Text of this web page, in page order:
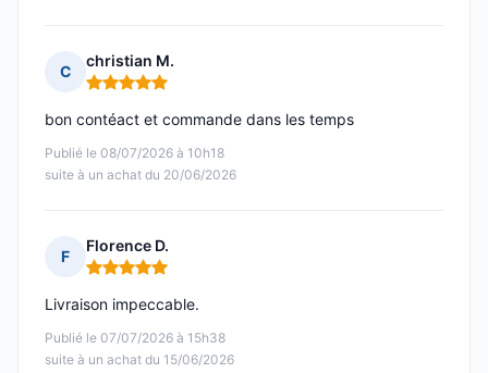
C
christian M.
Note : 5 sur 5
Publié le 08/07/2026 à 10h18
suite à un achat du 20/06/2026
bon contéact et commande dans les temps
F
Florence D.
Note : 5 sur 5
Publié le 07/07/2026 à 15h38
suite à un achat du 15/06/2026
Livraison impeccable.